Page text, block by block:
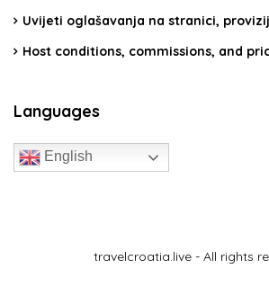
Uvijeti oglašavanja na stranici,
Host conditions, commissions, and
Languages
English
travelcroatia.live - All rights